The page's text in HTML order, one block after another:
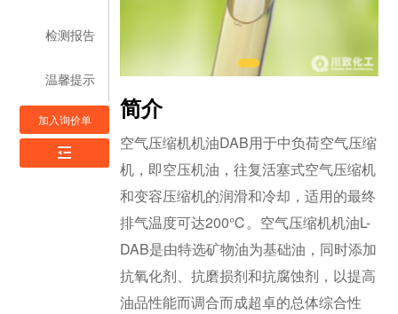
检测报告
温馨提示
加入询价单 简介
空气压缩机机油DAB用于中负荷空气压缩
机，即空压机油，往复活塞式空气压缩机
和变容压缩机的润滑和冷却，适用的最终
排气温度可达200℃。空气压缩机机油L-
DAB是由特选矿物油为基础油，同时添加
抗氧化剂、抗磨损剂和抗腐蚀剂，以提高
油品性能而调合而成超卓的总体综合性